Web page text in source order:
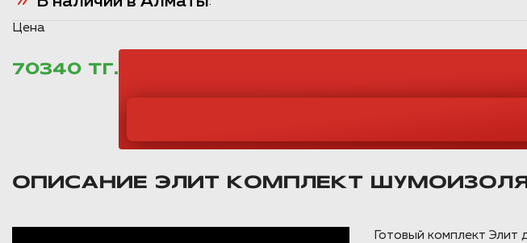
Цена
70340 ТГ.
ОПИСАНИЕ ЭЛИТ КОМПЛЕКТ
Готовый комплект